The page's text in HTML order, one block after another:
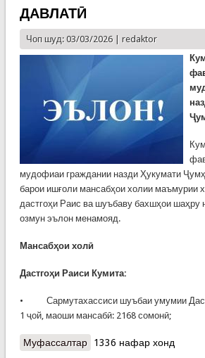
ДАВЛАТӢ
Чоп шуд: 03/03/2026 | redaktor
мудофиаи граждании назди Ҳукумати
барои ишғоли мансабҳои холии маъмурии
дастгоҳи Раис ва шуъбаву бахшҳои шаҳру
озмун эълон менамояд.
Мансабҳои холӣ
Дастгоҳи Раиси Кумита:
• Сармутахассиси шуъбаи умумии
1 ҷой, маоши мансабӣ: 2168 сомонӣ;
Муфассалтаро ОЗМУН БАРОИ
1336 нафар хонд